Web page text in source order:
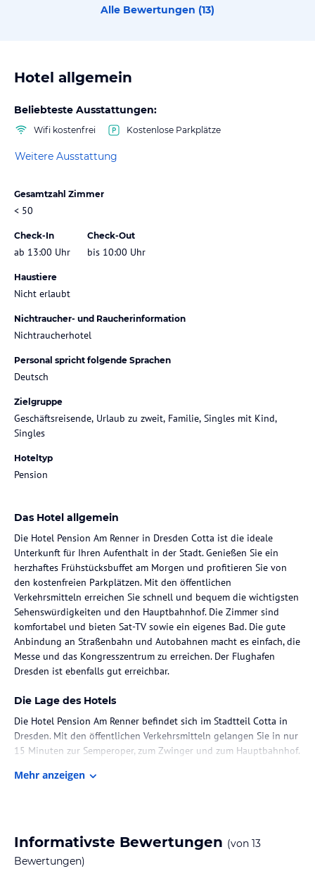
Alle Bewertungen (13)
Hotel allgemein
Beliebteste Ausstattungen:
Wifi kostenfrei Kostenlose Parkplätze
Weitere Ausstattung
Gesamtzahl Zimmer
< 50
Check-In
ab 13:00 Uhr
Check-Out
bis 10:00 Uhr
Haustiere
Nicht erlaubt
Nichtraucher- und Raucherinformation
Nichtraucherhotel
Personal spricht folgende Sprachen
Deutsch
Zielgruppe
Geschäftsreisende, Urlaub zu zweit, Familie, Singles mit Kind,
Singles
Hoteltyp
Pension
Das Hotel allgemein
Die Hotel Pension Am Renner in Dresden Cotta ist die ideale
Unterkunft für Ihren Aufenthalt in der Stadt. Genießen Sie ein
herzhaftes Frühstücksbuffet am Morgen und profitieren Sie von
den kostenfreien Parkplätzen. Mit den öffentlichen
Verkehrsmitteln erreichen Sie schnell und bequem die wichtigsten
Sehenswürdigkeiten und den Hauptbahnhof. Die Zimmer sind
komfortabel und bieten Sat-TV sowie ein eigenes Bad. Die gute
Anbindung an Straßenbahn und Autobahnen macht es einfach, die
Messe und das Kongresszentrum zu erreichen. Der Flughafen
Dresden ist ebenfalls gut erreichbar.
Die Lage des Hotels
Die Hotel Pension Am Renner befindet sich im Stadtteil Cotta in
Dresden. Mit den öffentlichen Verkehrsmitteln gelangen Sie in nur
15 Minuten zur Semperoper, zum Zwinger und zum Hauptbahnhof.
entfernt und bietet eine direkte Verbindung zur Dresdner
Flughafen Dresden ist 12 km entfernt.
Zimmer / Unterbringung im Hotel
Mehr anzeigen
Informativste Bewertungen (von 13
Bewertungen)